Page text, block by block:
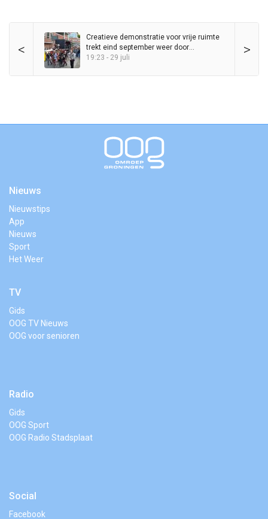
< >
Creatieve demonstratie voor vrije ruimte
trekt eind september weer door
binnenstad
19:23 - 29 juli
Nieuws
Nieuwstips
App
Nieuws
Sport
Het Weer
TV
Gids
OOG TV Nieuws
OOG voor senioren
Radio
Gids
OOG Sport
OOG Radio Stadsplaat
Social
Facebook